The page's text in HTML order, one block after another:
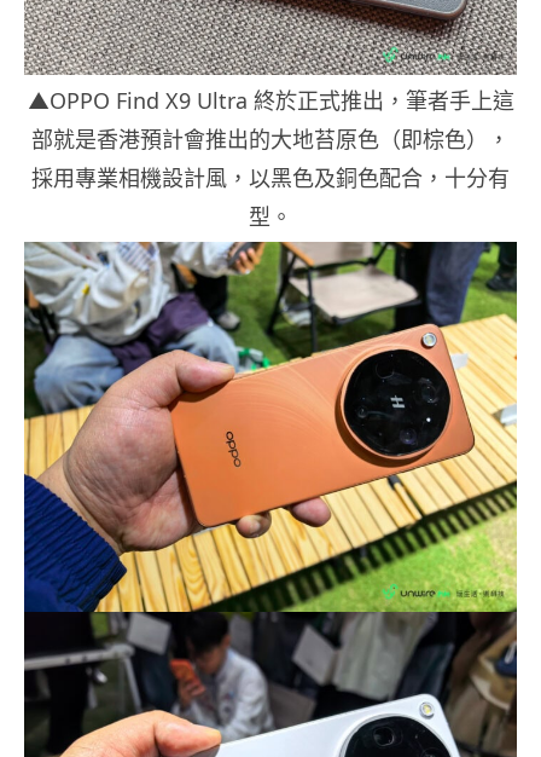
▲OPPO Find X9 Ultra 終於正式推出，筆者手上這
部就是香港預計會推出的大地苔原色（即棕色），
採用專業相機設計風，以黑色及銅色配合，十分有
型。